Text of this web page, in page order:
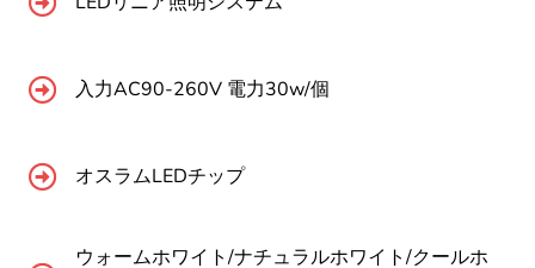
入力AC90-260V 電力30w/個
オスラムLEDチップ
ウォームホワイト/ナチュラルホワイト/クールホ